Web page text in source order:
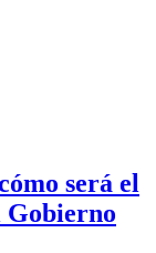
será el